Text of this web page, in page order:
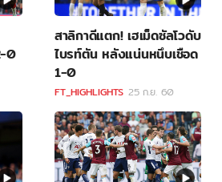
0
สาลิกาดีแตก! เฮเม็ดซัลโวดับ
ไบรท์ตัน หลังแน่นหนึบเชือด
1-0
FT_HIGHLIGHTS 25 ก.ย. 60